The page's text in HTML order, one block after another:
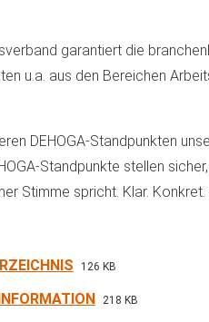
garantiert die
u.a. aus den Bereichen
DEHOGA-Standpunkten
Standpunkte stellen
Stimme spricht. Klar.
126 KB
218 KB